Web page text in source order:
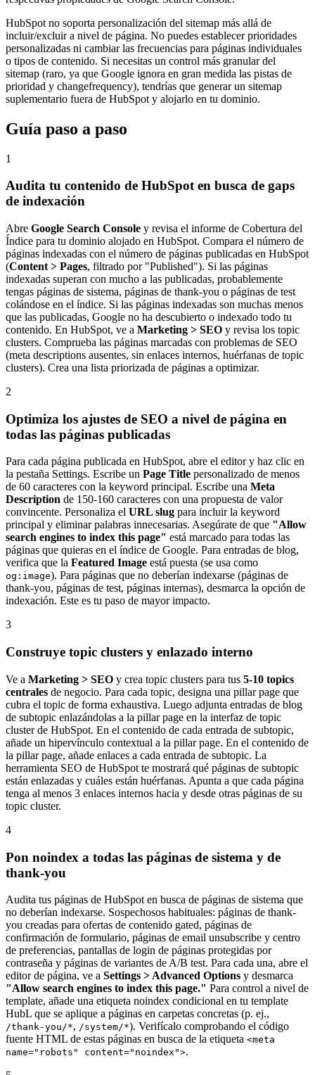
HubSpot no soporta personalización del sitemap más allá de
incluir/excluir a nivel de página. No puedes establecer prioridades
personalizadas ni cambiar las frecuencias para páginas individuales
o tipos de contenido. Si necesitas un control más granular del
sitemap (raro, ya que Google ignora en gran medida las pistas de
prioridad y changefrequency), tendrías que generar un sitemap
suplementario fuera de HubSpot y alojarlo en tu dominio.
Guía paso a paso
1
Audita tu contenido de HubSpot en busca de gaps
de indexación
Abre Google Search Console y revisa el informe de Cobertura del
Índice para tu dominio alojado en HubSpot. Compara el número de
páginas indexadas con el número de páginas publicadas en HubSpot
(Content > Pages, filtrado por "Published"). Si las páginas
indexadas superan con mucho a las publicadas, probablemente
tengas páginas de sistema, páginas de thank-you o páginas de test
colándose en el índice. Si las páginas indexadas son muchas menos
que las publicadas, Google no ha descubierto o indexado todo tu
contenido. En HubSpot, ve a Marketing > SEO y revisa los topic
clusters. Comprueba las páginas marcadas con problemas de SEO
(meta descriptions ausentes, sin enlaces internos, huérfanas de topic
clusters). Crea una lista priorizada de páginas a optimizar.
2
Optimiza los ajustes de SEO a nivel de página en
todas las páginas publicadas
Para cada página publicada en HubSpot, abre el editor y haz clic en
la pestaña Settings. Escribe un Page Title personalizado de menos
de 60 caracteres con la keyword principal. Escribe una Meta
Description de 150-160 caracteres con una propuesta de valor
convincente. Personaliza el URL slug para incluir la keyword
principal y eliminar palabras innecesarias. Asegúrate de que "Allow
search engines to index this page" está marcado para todas las
páginas que quieras en el índice de Google. Para entradas de blog,
verifica que la Featured Image está puesta (se usa como
og:image). Para páginas que no deberían indexarse (páginas de
thank-you, páginas de test, páginas internas), desmarca la opción de
indexación. Este es tu paso de mayor impacto.
3
Construye topic clusters y enlazado interno
Ve a Marketing > SEO y crea topic clusters para tus 5-10 topics
centrales de negocio. Para cada topic, designa una pillar page que
cubra el topic de forma exhaustiva. Luego adjunta entradas de blog
de subtopic enlazándolas a la pillar page en la interfaz de topic
cluster de HubSpot. En el contenido de cada entrada de subtopic,
añade un hipervínculo contextual a la pillar page. En el contenido de
la pillar page, añade enlaces a cada entrada de subtopic. La
herramienta SEO de HubSpot te mostrará qué páginas de subtopic
están enlazadas y cuáles están huérfanas. Apunta a que cada página
tenga al menos 3 enlaces internos hacia y desde otras páginas de su
topic cluster.
4
Pon noindex a todas las páginas de sistema y de
thank-you
Audita tus páginas de HubSpot en busca de páginas de sistema que
no deberían indexarse. Sospechosos habituales: páginas de thank-
you creadas para ofertas de contenido gated, páginas de
confirmación de formulario, páginas de email unsubscribe y centro
de preferencias, pantallas de login de páginas protegidas por
contraseña y páginas de variantes de A/B test. Para cada una, abre el
editor de página, ve a Settings > Advanced Options y desmarca
"Allow search engines to index this page." Para control a nivel de
template, añade una etiqueta noindex condicional en tu template
HubL que se aplique a páginas en carpetas concretas (p. ej.,
/thank-you/*, /system/*). Verifícalo comprobando el código
fuente HTML de estas páginas en busca de la etiqueta <meta
name="robots" content="noindex">.